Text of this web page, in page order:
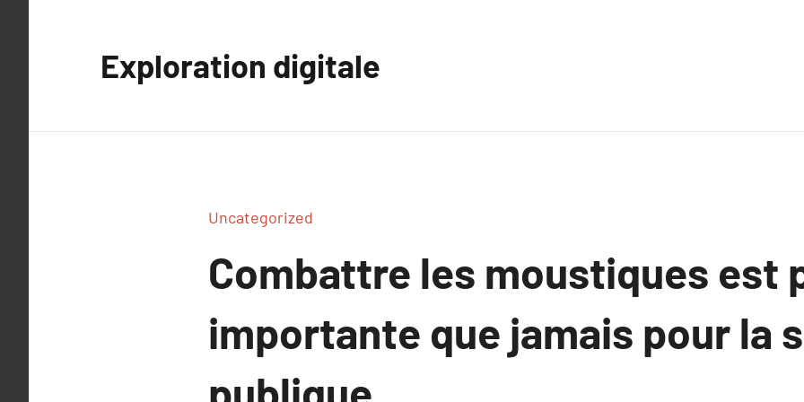
Exploration digitale
Uncategorized
Combattre les moustiques est
importante que jamais pour la